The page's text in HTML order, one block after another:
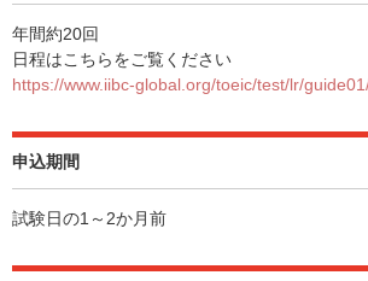
年間約20回
日程はこちらをご覧ください
https://www.iibc-global.org/toeic/test/lr/
申込期間
試験日の1～2か月前